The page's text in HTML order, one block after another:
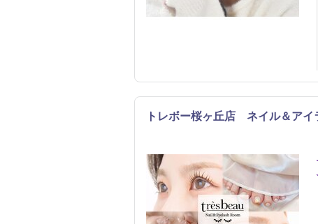
トレボー桜ヶ丘店 ネイル＆アイ